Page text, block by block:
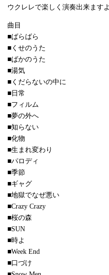
ウクレレで楽しく演奏出来ますよ
曲目
■ばらばら
■くせのうた
■ばかのうた
■湯気
■くだらないの中に
■日常
■フィルム
■夢の外へ
■知らない
■化物
■生まれ変わり
■パロディ
■季節
■ギャグ
■地獄でなぜ悪い
■Crazy Crazy
■桜の森
■SUN
■時よ
■Week End
■口づけ